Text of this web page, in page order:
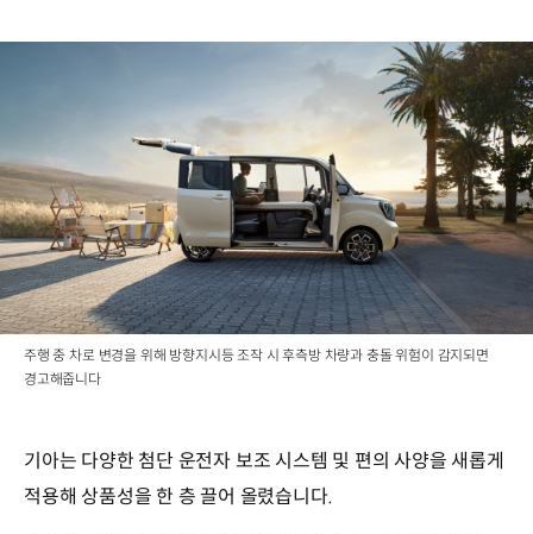
주행 중 차로 변경을 위해 방향지시등 조작 시 후측방 차량과 충돌 위험이 감지되면
경고해줍니다
기아는 다양한 첨단 운전자 보조 시스템 및 편의 사양을 새롭게
적용해 상품성을 한 층 끌어 올렸습니다.